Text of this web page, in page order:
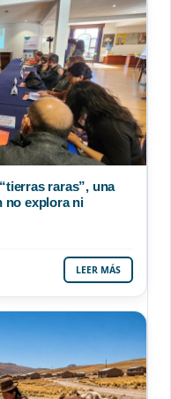
raras”, una
no explora ni
LEER MÁS